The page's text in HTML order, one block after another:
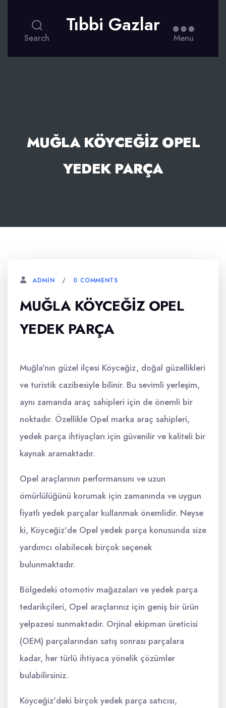
Search
Tıbbi Gazlar
Menu
MUĞLA KÖYCEĞIZ OPEL
YEDEK PARÇA
ADMIN 0 COMMENTS
MUĞLA KÖYCEĞIZ OPEL
YEDEK PARÇA
Muğla'nın güzel ilçesi Köyceğiz, doğal güzellikleri
ve turistik cazibesiyle bilinir. Bu sevimli yerleşim,
aynı zamanda araç sahipleri için de önemli bir
noktadır. Özellikle Opel marka araç sahipleri,
yedek parça ihtiyaçları için güvenilir ve kaliteli bir
kaynak aramaktadır.
Opel araçlarının performansını ve uzun
ömürlülüğünü korumak için zamanında ve uygun
fiyatlı yedek parçalar kullanmak önemlidir. Neyse
ki, Köyceğiz'de Opel yedek parça konusunda size
yardımcı olabilecek birçok seçenek
bulunmaktadır.
Bölgedeki otomotiv mağazaları ve yedek parça
tedarikçileri, Opel araçlarınız için geniş bir ürün
yelpazesi sunmaktadır. Orjinal ekipman üreticisi
(OEM) parçalarından satış sonrası parçalara
kadar, her türlü ihtiyaca yönelik çözümler
bulabilirsiniz.
Köyceğiz'deki birçok yedek parça satıcısı,